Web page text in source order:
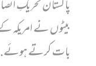
پاکستان تحریکِ
بیٹوں نے امریکہ
بات کرتے